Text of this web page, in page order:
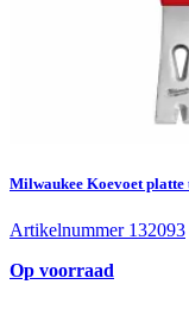
Milwaukee Koevoet
Artikelnummer 132093
Op voorraad